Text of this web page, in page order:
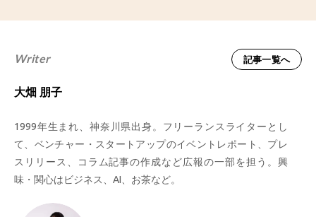
Writer
大畑 朋子
記事一覧へ
1999年生まれ、神奈川県出身。フリーランスライターとし
て、ベンチャー・スタートアップのイベントレポート、プレ
スリリース、コラム記事の作成など広報の一部を担う。興
味・関心はビジネス、AI、お茶など。